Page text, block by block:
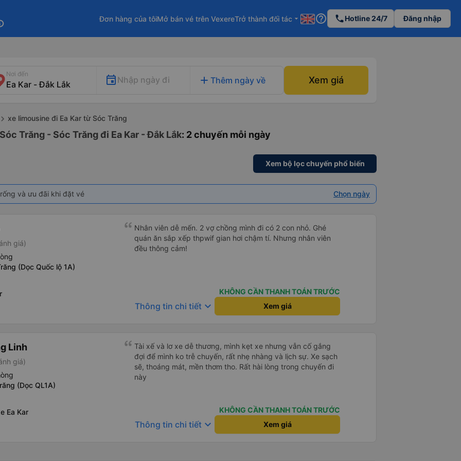
Đơn hàng của tôiMở bán vé trên VexereTrở thành đối tác arrow_drop_down help_outline phoneHotline 24/7 Đăng nhập
Nơi đến
Nhập ngày đi add Thêm ngày về Xem giá
xe limousine đi Ea Kar từ Sóc Trăng
Trăng - Sóc Trăng đi Ea Kar - Đắk Lắk: 2 chuyến mỗi ngày
Xem bộ lọc chuyến phổ biến
và ưu đãi khi đặt vé Chọn ngày
giá)
(Dọc Quốc lộ 1A)
Nhân viên dễ mến. 2 vợ chồng mình đi có 2 con nhỏ. Ghé
quán ăn sắp xếp thpwif gian hơi chậm tí. Nhưng nhân viên
đều thông cảm!
KHÔNG CẦN THANH TOÁN TRƯỚC
Thông tin chi tiết keyboard_arrow_down Xem giá
Linh
giá)
(Dọc QL1A)
Ea Kar
Tài xế và lơ xe dễ thương, mình kẹt xe nhưng vẫn cố gắng
đợi để mình ko trễ chuyến, rất nhẹ nhàng và lịch sự. Xe sạch
sẽ, thoáng mát, mền thơm tho. Rất hài lòng trong chuyến đi
này
KHÔNG CẦN THANH TOÁN TRƯỚC
Thông tin chi tiết keyboard_arrow_down Xem giá